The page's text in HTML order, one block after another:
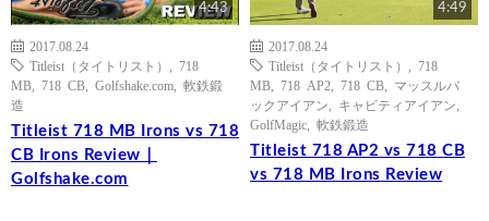
4:43
2017.08.24
Titleist（タイトリスト）
718
MB
718 CB Golfshake.com
軟鉄鍛
造
Titleist 718 MB Irons vs 718
CB Irons Review｜
Golfshake.com
4:49
2017.08.24
Titleist（タイトリスト）
718
MB
718 AP2 718 CB
マッスルバ
ックアイアン
キャビティアイアン
GolfMagic
軟鉄鍛造
Titleist 718 AP2 vs 718 CB
vs 718 MB Irons Review